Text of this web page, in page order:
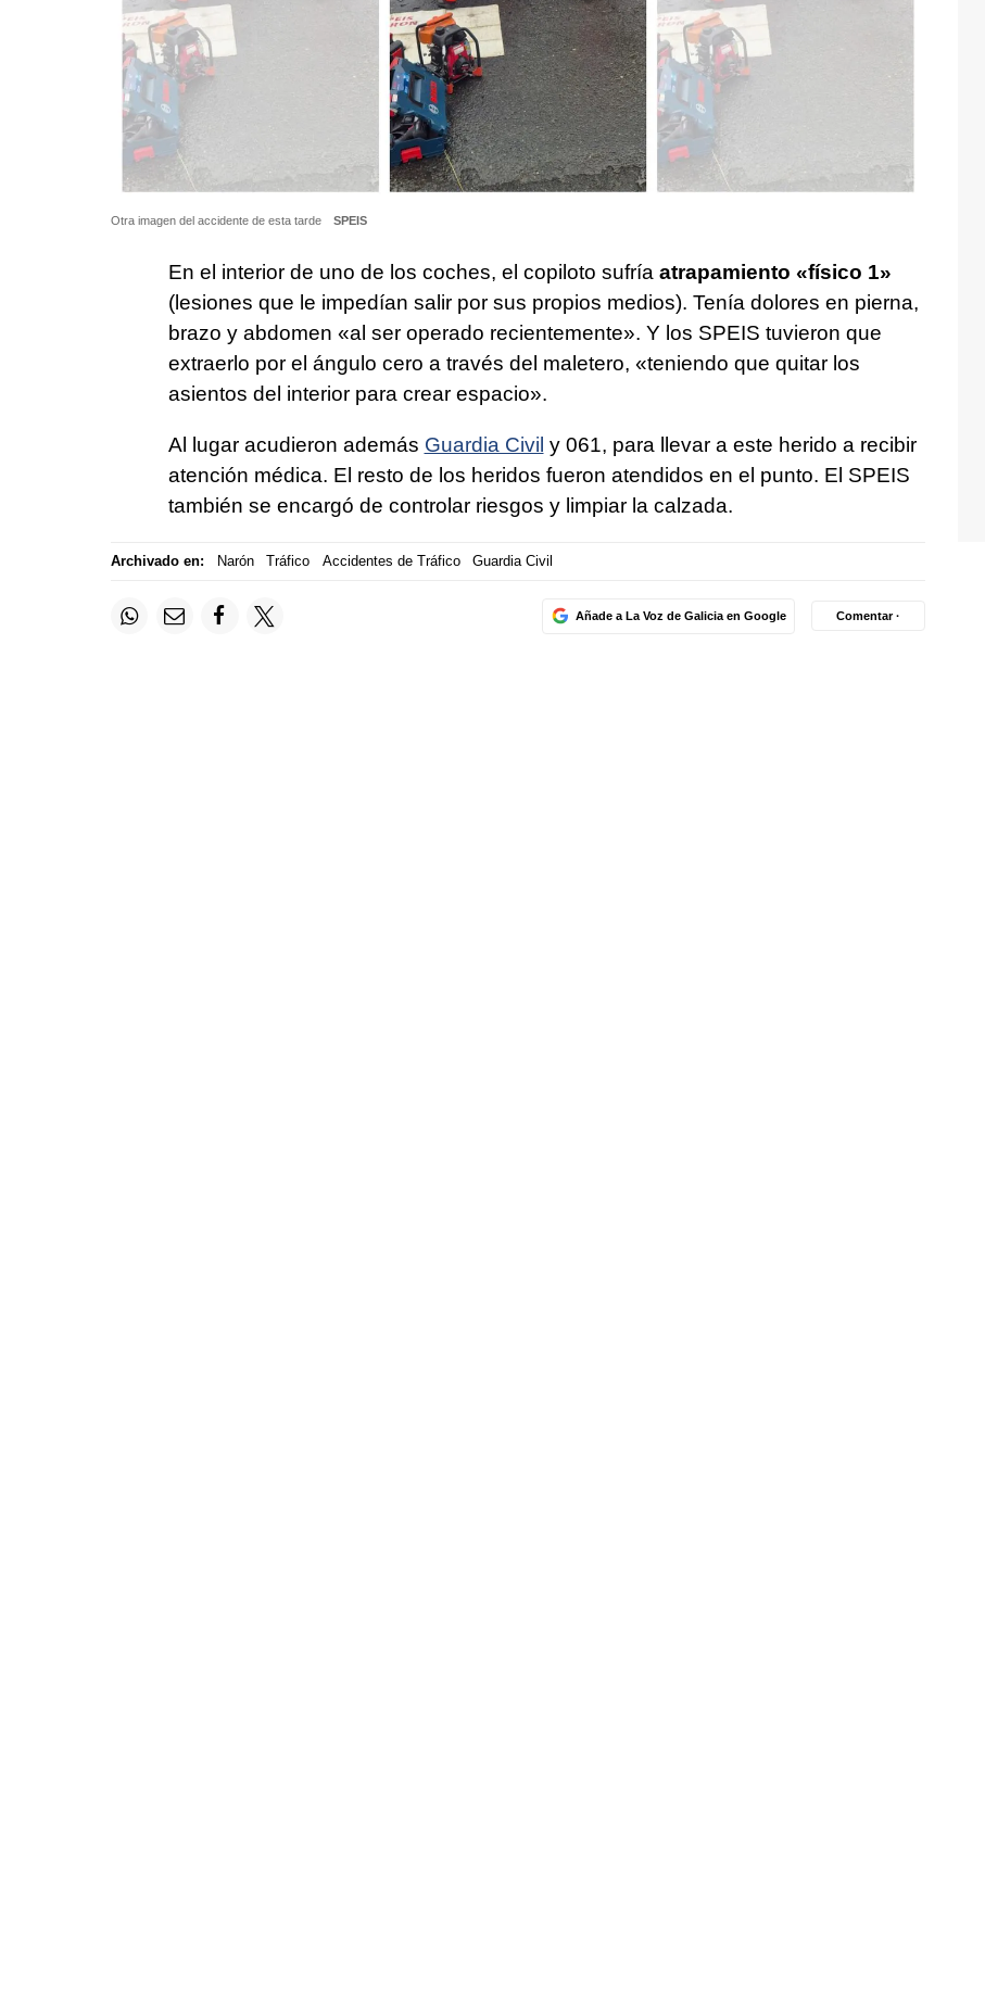
Otra imagen del accidente de esta tarde SPEIS
En el interior de uno de los coches, el copiloto sufría atrapamiento «físico 1»
(lesiones que le impedían salir por sus propios medios). Tenía dolores en pierna,
brazo y abdomen «al ser operado recientemente». Y los SPEIS tuvieron que
extraerlo por el ángulo cero a través del maletero, «teniendo que quitar los
asientos del interior para crear espacio».
Al lugar acudieron además Guardia Civil y 061, para llevar a este herido a recibir
atención médica. El resto de los heridos fueron atendidos en el punto. El SPEIS
también se encargó de controlar riesgos y limpiar la calzada.
Archivado en: Narón Tráfico Accidentes de Tráfico Guardia Civil
Añade a La Voz de Galicia en Google Comentar ·